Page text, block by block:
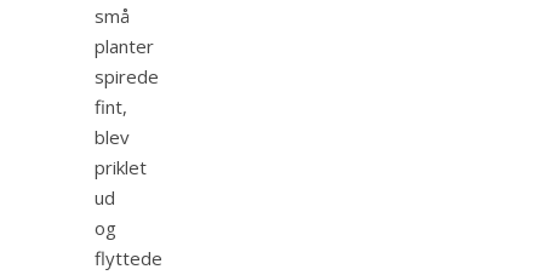
små
planter
spirede
fint,
blev
priklet
ud
og
flyttede